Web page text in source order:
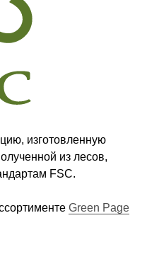
изготовленную
из лесов,
FSC.
Green Page